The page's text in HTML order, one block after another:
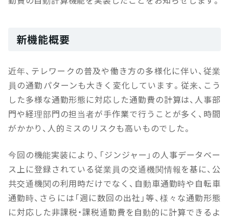
新機能概要
近年、テレワークの普及や働き方の多様化に伴い、従業
員の通勤パターンも大きく変化しています。従来、こう
した多様な通勤形態に対応した通勤費の計算は、人事部
門や経理部門の担当者が手作業で行うことが多く、時間
がかかり、人的ミスのリスクも高いものでした。
今回の機能実装により、「ジンジャー」の人事データベー
ス上に登録されている従業員の交通機関情報を基に、公
共交通機関の利用時だけでなく、自動車通勤時や自転車
通勤時、さらには「週に数回の出社」等、様々な通勤形態
に対応した非課税・課税通勤費を自動的に計算できるよ